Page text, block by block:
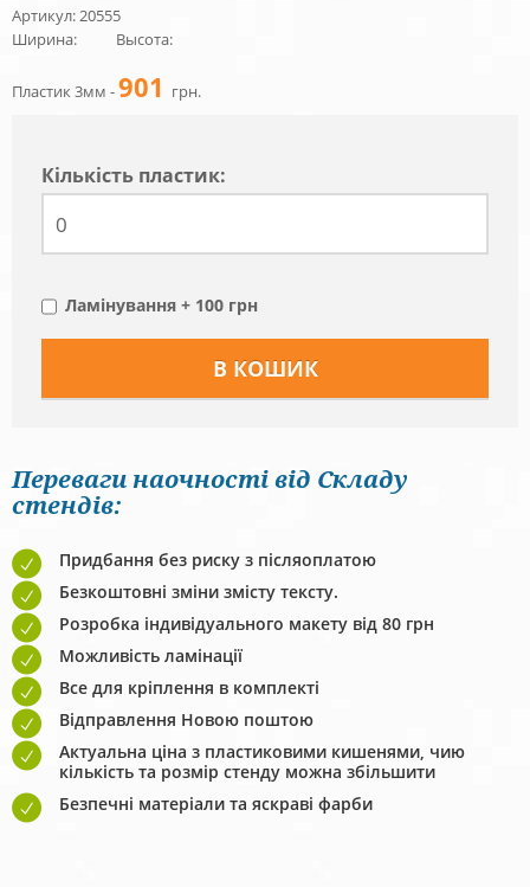
Артикул: 20555
Ширина:
Высота:
Пластик 3мм -901 грн.
Кiлькiсть пластик:
Ламінування + 100 грн
Переваги наочності від Складу
стендів:
Придбання без риску з післяоплатою
Безкоштовні зміни змісту тексту.
Розробка індивідуального макету від 80 грн
Можливість ламінації
Все для кріплення в комплекті
Відправлення Новою поштою
Актуальна ціна з пластиковими кишенями, чию
кількість та розмір стенду можна збільшити
Безпечні матеріали та яскраві фарби